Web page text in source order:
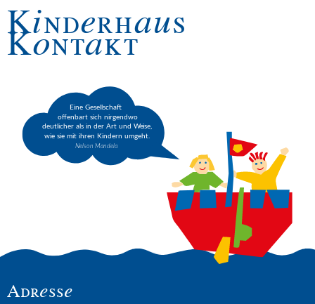
Kinderhaus
Kontakt
Adresse